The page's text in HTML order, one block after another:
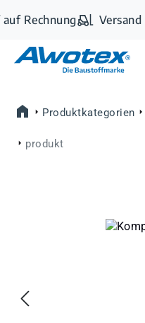
Zum Hauptinhalt springen
Rechnung Versand
Produktkategorien
produkt
Bildergalerie